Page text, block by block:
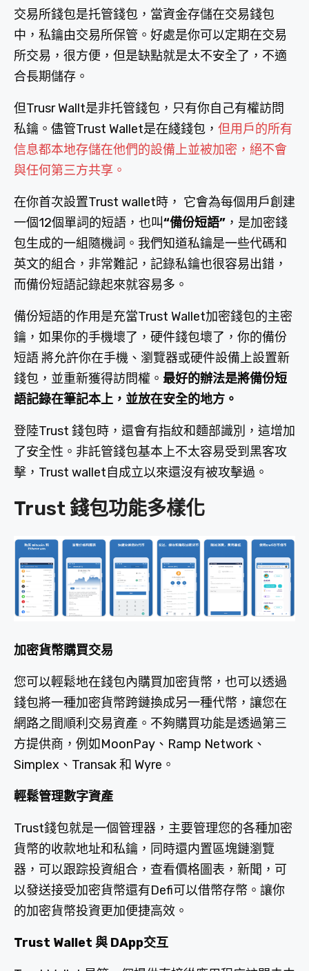
交易所錢包是托管錢包，當資金存儲在交易錢包
中，私鑰由交易所保管。好處是你可以定期在交易
所交易，很方便，但是缺點就是太不安全了，不適
合長期儲存。
但Trusr Wallt是非托管錢包，只有你自己有權訪問
私鑰。儘管Trust Wallet是在綫錢包， 但用戶的所有
信息都本地存儲在他們的設備上並被加密，絕不會
與任何第三方共享。
在你首次設置Trust wallet時， 它會為每個用戶創建
一個12個單詞的短語，也叫“備份短語” ，是加密錢
包生成的一組隨機詞。我們知道私鑰是一些代碼和
英文的組合，非常難記，記錄私鑰也很容易出錯，
而備份短語記錄起來就容易多。
備份短語的作用是充當Trust Wallet加密錢包的主密
鑰，如果你的手機壞了，硬件錢包壞了，你的備份
短語 將允許你在手機、瀏覽器或硬件設備上設置新
錢包，並重新獲得訪問權。 最好的辦法是將備份短
語記錄在筆記本上，並放在安全的地方。
登陸Trust 錢包時，還會有指紋和麵部識別，這增加
了安全性。非託管錢包基本上不太容易受到黑客攻
擊，Trust wallet自成立以來還沒有被攻擊過。
Trust 錢包功能多樣化
加密貨幣購買交易
您可以輕鬆地在錢包內購買加密貨幣，也可以透過
錢包將一種加密貨幣跨鏈換成另一種代幣，讓您在
網路之間順利交易資產。不夠購買功能是透過第三
方提供商，例如MoonPay、Ramp Network、
Simplex、Transak 和 Wyre。
輕鬆管理數字資產
Trust錢包就是一個管理器，主要管理您的各種加密
貨幣的收款地址和私鑰，同時還内置區塊鏈瀏覽
器，可以跟踪投資組合，查看價格圖表，新聞，可
以發送接受加密貨幣還有Defi可以借幣存幣。讓你
的加密貨幣投資更加便捷高效。
Trust Wallet 與 DApp交互